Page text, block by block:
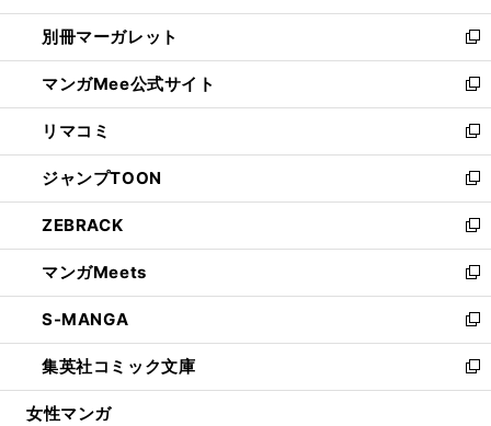
開
く
ウ
で
開
く
ウ
ィ
ン
ド
ウ
で
開
く
し
い
ウ
ィ
ン
ド
ウ
で
開
く
別冊マーガレット
新
し
い
ウ
ィ
ン
ド
ウ
で
開
く
マンガMee公式サイト
新
し
い
ウ
ィ
ン
ド
ウ
で
開
く
リマコミ
新
し
い
ウ
ィ
ン
ド
ウ
で
開
く
ジャンプTOON
新
し
い
ウ
ィ
ン
ド
ウ
で
開
ZEBRACK
新
し
い
ウ
ィ
ン
ド
ウ
マンガMeets
新
し
い
ウ
ィ
ン
S-MANGA
新
し
い
ウ
集英社コミック文庫
新
し
女性マンガ